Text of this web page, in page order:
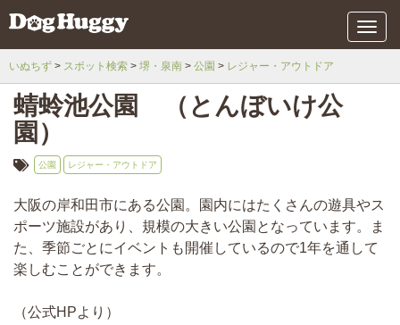
メ
ニ
いぬちず スポット検索 堺・泉南 公園 レジャー・アウトドア
蜻蛉池公園 （とんぼいけ公
園）
公園 レジャー・アウトドア
大阪の岸和田市にある公園。園内にはたくさんの遊具やス
ポーツ施設があり、規模の大きい公園となっています。ま
た、季節ごとにイベントも開催しているので1年を通して
楽しむことができます。
（公式HPより）